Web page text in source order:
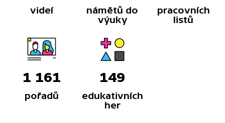
videí
námětů do
výuky
pracovních
listů
1 161
pořadů
149
edukativních
her